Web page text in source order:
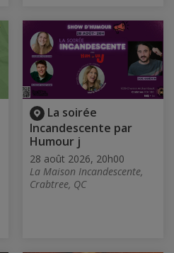
La soirée
Incandescente par
Humour j
28 août 2026, 20h00
La Maison Incandescente,
Crabtree, QC